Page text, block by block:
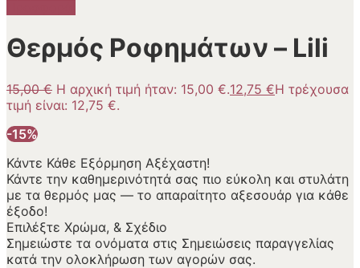
Θερμός Ροφημάτων – Lili
15,00€ Η αρχική τιμή ήταν: 15,00 €.12,75 €Η τρέχουσα
τιμή είναι: 12,75 €.
-15%
Κάντε Κάθε Εξόρμηση Αξέχαστη!
Κάντε την καθημερινότητά σας πιο εύκολη και στυλάτη
με τα θερμός μας — το απαραίτητο αξεσουάρ για κάθε
έξοδο!
Επιλέξτε Χρώμα, & Σχέδιο
Σημειώστε τα ονόματα στις Σημειώσεις παραγγελίας
κατά την ολοκλήρωση των αγορών σας.